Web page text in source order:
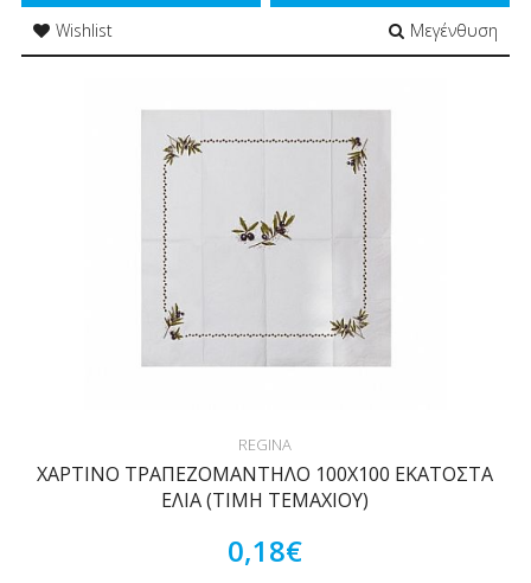
Wishlist
Μεγένθυση
REGINA
ΧΑΡΤΙΝΟ ΤΡΑΠΕΖΟΜΑΝΤΗΛΟ 100Χ100 ΕΚΑΤΟΣΤΑ
ΕΛΙΑ (ΤΙΜΗ ΤΕΜΑΧΙΟΥ)
0,18€